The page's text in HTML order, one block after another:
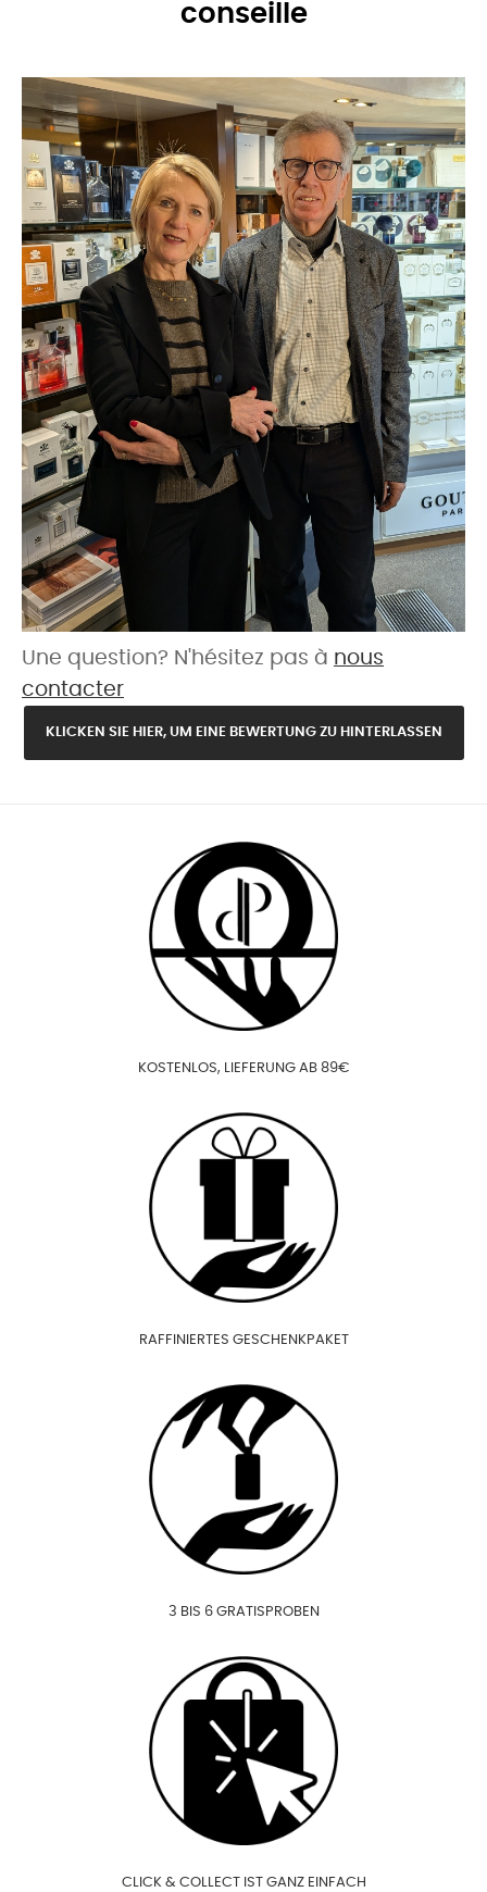
conseille
Une question? N'hésitez pas à nous
contacter
KLICKEN SIE HIER, UM EINE BEWERTUNG ZU HINTERLASSEN
KOSTENLOS, LIEFERUNG AB 89€
RAFFINIERTES GESCHENKPAKET
3 BIS 6 GRATISPROBEN
CLICK & COLLECT IST GANZ EINFACH